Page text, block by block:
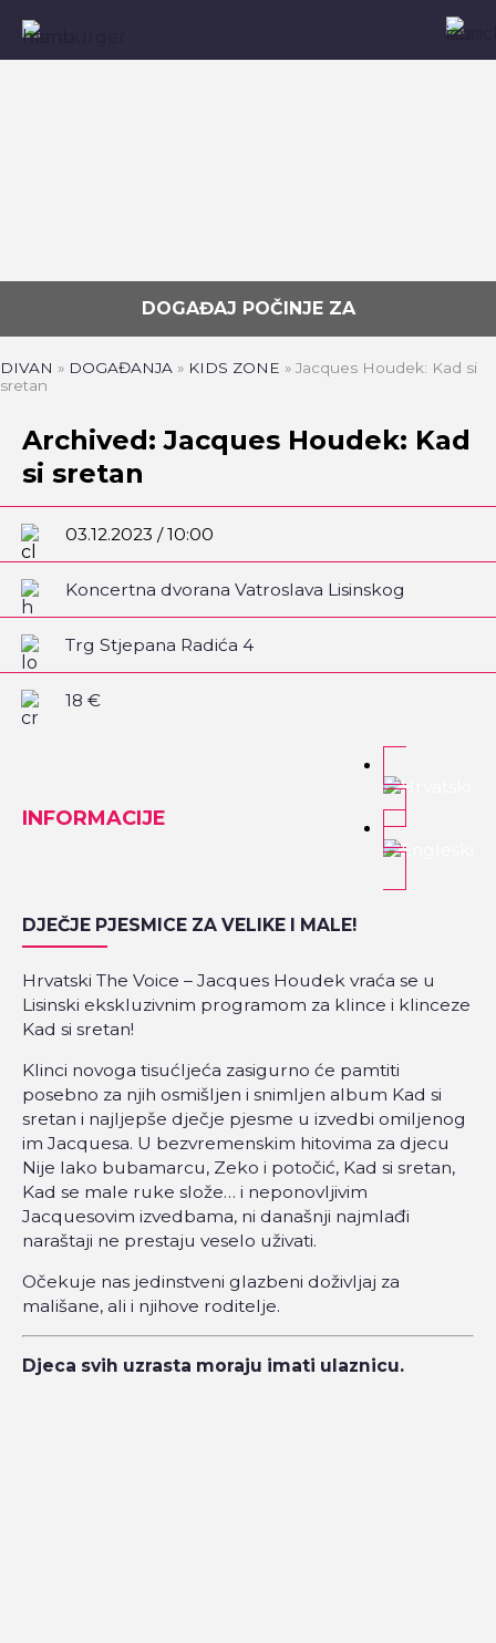
DOGAĐAJ POČINJE ZA
DIVAN » DOGAĐANJA » KIDS ZONE » Jacques Houdek: Kad si
sretan
Archived: Jacques Houdek: Kad
si sretan
03.12.2023 / 10:00
Koncertna dvorana Vatroslava Lisinskog
Trg Stjepana Radića 4
18 €
INFORMACIJE
DJEČJE PJESMICE ZA VELIKE I MALE!
Hrvatski The Voice – Jacques Houdek vraća se u
Lisinski ekskluzivnim programom za klince i klinceze
Kad si sretan!
Klinci novoga tisućljeća zasigurno će pamtiti
posebno za njih osmišljen i snimljen album Kad si
sretan i najljepše dječje pjesme u izvedbi omiljenog
im Jacquesa. U bezvremenskim hitovima za djecu
Nije lako bubamarcu, Zeko i potočić, Kad si sretan,
Kad se male ruke slože… i neponovljivim
Jacquesovim izvedbama, ni današnji najmlađi
naraštaji ne prestaju veselo uživati.
Očekuje nas jedinstveni glazbeni doživljaj za
mališane, ali i njihove roditelje.
Djeca svih uzrasta moraju imati ulaznicu.